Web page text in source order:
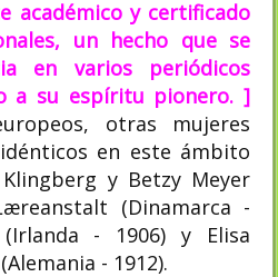
académico y certificado
un hecho que se
en varios periódicos
a su espíritu pionero. ]
otras mujeres
en este ámbito
y Betzy Meyer
(Dinamarca -
- 1906) y Elisa
- 1912).